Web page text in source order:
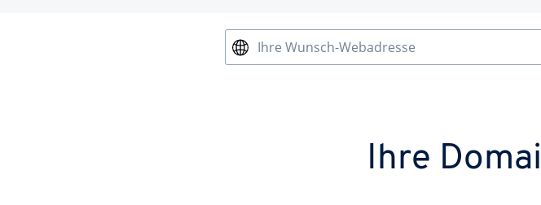
Ihre Wunsch-Webadresse
Ihre